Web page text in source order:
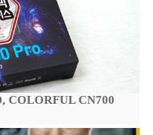
COLORFUL CN700